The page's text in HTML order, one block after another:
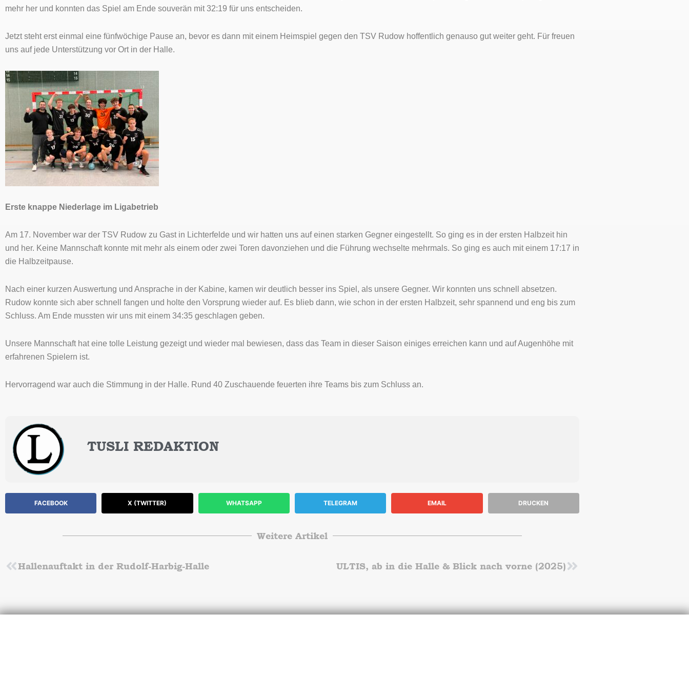
mehr her und konnten das Spiel am Ende souverän mit 32:19 für uns entscheiden.
Jetzt steht erst einmal eine fünfwöchige Pause an, bevor es dann mit einem Heimspiel gegen den TSV Rudow hoffentlich genauso gut weiter geht. Für freuen
uns auf jede Unterstützung vor Ort in der Halle.
Erste knappe Niederlage im Ligabetrieb
Am 17. November war der TSV Rudow zu Gast in Lichterfelde und wir hatten uns auf einen starken Gegner eingestellt. So ging es in der ersten Halbzeit hin
und her. Keine Mannschaft konnte mit mehr als einem oder zwei Toren davonziehen und die Führung wechselte mehrmals. So ging es auch mit einem 17:17 in
die Halbzeitpause.
Nach einer kurzen Auswertung und Ansprache in der Kabine, kamen wir deutlich besser ins Spiel, als unsere Gegner. Wir konnten uns schnell absetzen.
Rudow konnte sich aber schnell fangen und holte den Vorsprung wieder auf. Es blieb dann, wie schon in der ersten Halbzeit, sehr spannend und eng bis zum
Schluss. Am Ende mussten wir uns mit einem 34:35 geschlagen geben.
Unsere Mannschaft hat eine tolle Leistung gezeigt und wieder mal bewiesen, dass das Team in dieser Saison einiges erreichen kann und auf Augenhöhe mit
erfahrenen Spielern ist.
Hervorragend war auch die Stimmung in der Halle. Rund 40 Zuschauende feuerten ihre Teams bis zum Schluss an.
TUSLI REDAKTION
FACEBOOK X (TWITTER) WHATSAPP TELEGRAM EMAIL DRUCKEN
Weitere Artikel
Zurück
Hallenauftakt in der Rudolf-Harbig-Halle ULTIS, ab in die Halle & Blick nach vorne (2025)Nächster